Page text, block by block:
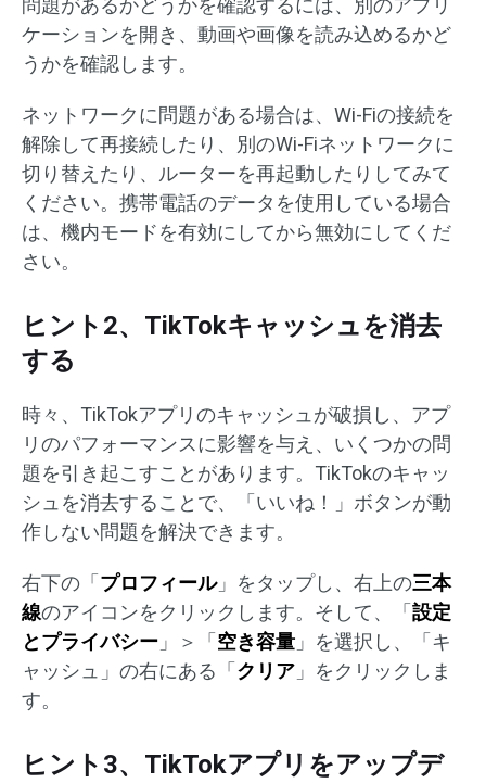
問題があるかどうかを確認するには、別のアプリ
ケーションを開き、動画や画像を読み込めるかど
うかを確認します。
ネットワークに問題がある場合は、Wi-Fiの接続を
解除して再接続したり、別のWi-Fiネットワークに
切り替えたり、ルーターを再起動したりしてみて
ください。携帯電話のデータを使用している場合
は、機内モードを有効にしてから無効にしてくだ
さい。
ヒント2、TikTokキャッシュを消去
する
時々、TikTokアプリのキャッシュが破損し、アプ
リのパフォーマンスに影響を与え、いくつかの問
題を引き起こすことがあります。TikTokのキャッ
シュを消去することで、「いいね！」ボタンが動
作しない問題を解決できます。
右下の「 プロフィール」をタップし、右上の三本
線のアイコンをクリックします。そして、「 設定
とプライバシー 」＞「 空き容量 」を選択し、「キ
ャッシュ」の右にある「 クリア 」をクリックしま
す。
ヒント3、TikTokアプリをアップデ